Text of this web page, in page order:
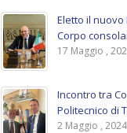
Eletto il nuovo
Corpo
17 Maggio ,
Incontro tra
Politecnico di
2 Maggio , 2024